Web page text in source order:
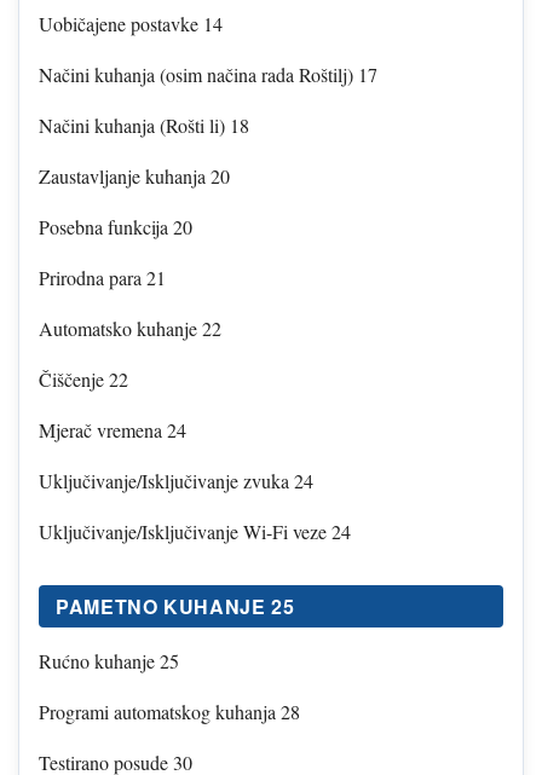
Uobičajene postavke 14
Načini kuhanja (osim načina rada Roštilj) 17
Načini kuhanja (Rošti li) 18
Zaustavljanje kuhanja 20
Posebna funkcija 20
Prirodna para 21
Automatsko kuhanje 22
Čiščenje 22
Mjerač vremena 24
Uključivanje/Isključivanje zvuka 24
Uključivanje/Isključivanje Wi-Fi veze 24
PAMETNO KUHANJE 25
Rućno kuhanje 25
Programi automatskog kuhanja 28
Testirano posude 30